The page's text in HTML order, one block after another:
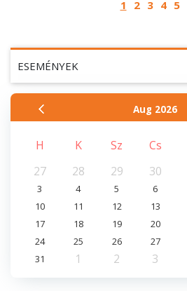
ESEMÉNYEK
Aug 2026
H K Sz Cs
27
28 29 30
3
4 5 6
10
11 12 13
17
18 19 20
24
25 26 27
31
1 2 3
1 2 3 4 5